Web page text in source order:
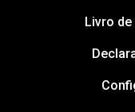
Livro